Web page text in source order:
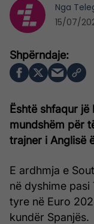
Është shfaqur
mundshëm për
trajner i Anglisë
E ardhmja e
në dyshime pasi
tyre në Euro
kundër Spanjës.
Nga
15/07/